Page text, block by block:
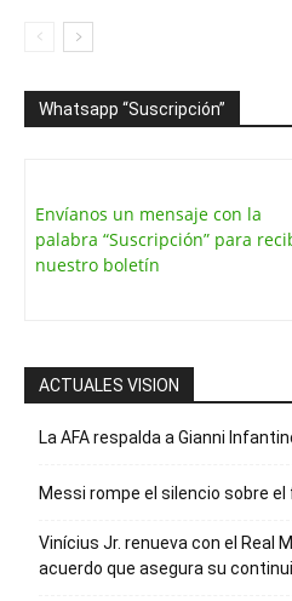
Whatsapp “Suscripción”
Envíanos un mensaje con la
palabra “Suscripción” para
nuestro boletín
ACTUALES VISION
La AFA respalda a Gianni
Messi rompe el silencio sobre
Vinícius Jr. renueva con el Real
acuerdo que asegura su